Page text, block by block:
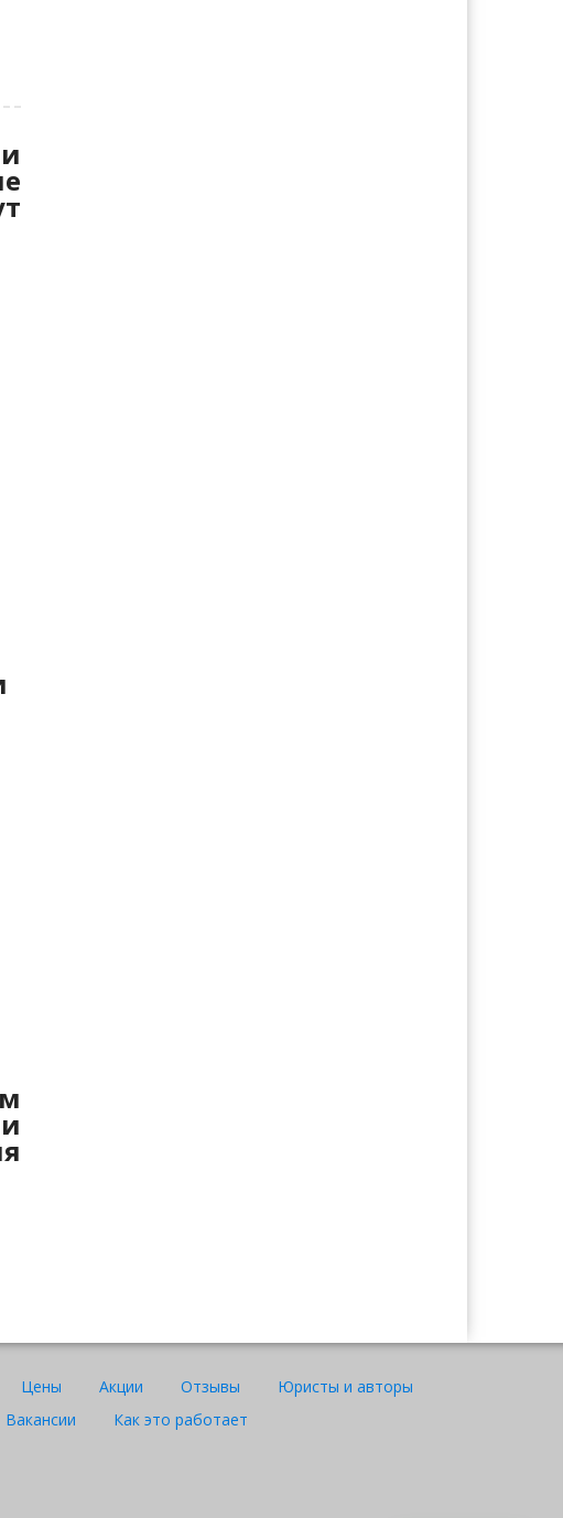
Цены Акции Отзывы
Юристы и авторы
Вакансии
Как это работает